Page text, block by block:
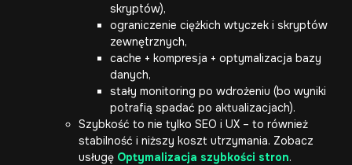
skryptów),
ograniczenie ciężkich wtyczek i skryptów
zewnętrznych,
cache + kompresja + optymalizacja bazy
danych,
stały monitoring po wdrożeniu (bo wyniki
potrafią spadać po aktualizacjach).
Szybkość to nie tylko SEO i UX – to również
stabilność i niższy koszt utrzymania. Zobacz
usługę Optymalizacja szybkości stron.